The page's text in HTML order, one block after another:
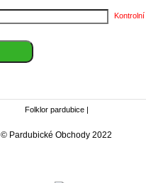
Folklor pardubice|
© Pardubické Obchody 2022